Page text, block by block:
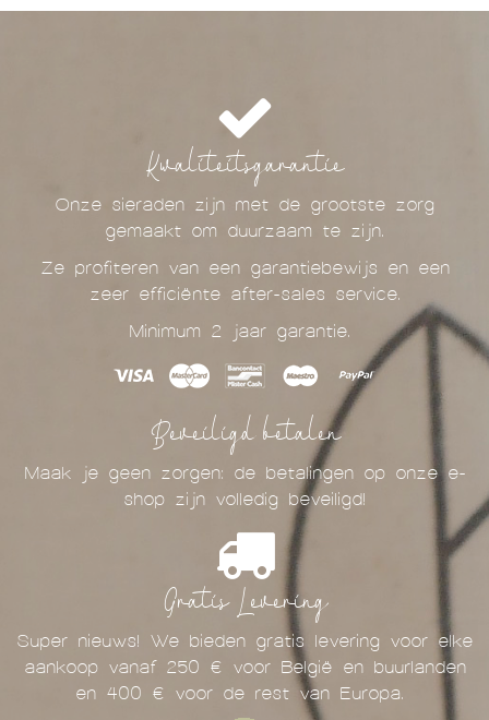
Kwaliteitsgarantie
Onze sieraden zijn met de grootste zorg
gemaakt om duurzaam te zijn.
Ze profiteren van een garantiebewijs en een
zeer efficiënte after-sales service.
Minimum 2 jaar garantie.
Beveiligd betalen
Maak je geen zorgen: de betalingen op onze e-
shop zijn volledig beveiligd!
Gratis Levering
Super nieuws! We bieden gratis levering voor elke
aankoop vanaf 250 € voor België en buurlanden
en 400 € voor de rest van Europa.